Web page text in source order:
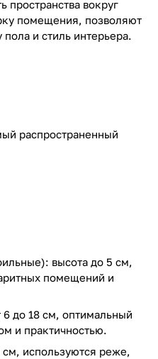
пространства вокруг
помещения, позволяют
пола и стиль интерьера.
распространенный
высота до 5 см,
помещений и
до 18 см, оптимальный
и практичностью.
используются реже,